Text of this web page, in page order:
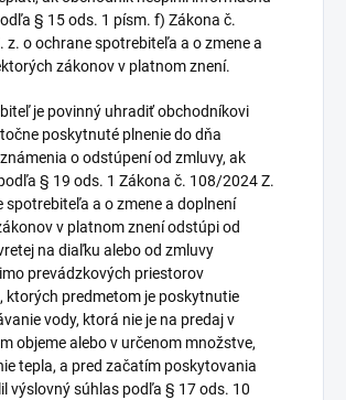
§ 15 ods. 1 písm. f) Zákona č.
z. o ochrane spotrebiteľa a o zmene a
zákonov v platnom znení.
je povinný uhradiť obchodníkovi
poskytnuté plnenie do dňa
o odstúpení od zmluvy, ak
§ 19 ods. 1 Zákona č. 108/2024 Z.
spotrebiteľa a o zmene a doplnení
v platnom znení odstúpi od
na diaľku alebo od zmluvy
prevádzkových priestorov
ktorých predmetom je poskytnutie
vody, ktorá nie je na predaj v
objeme alebo v určenom množstve,
tepla, a pred začatím poskytovania
výslovný súhlas podľa § 17 ods. 10